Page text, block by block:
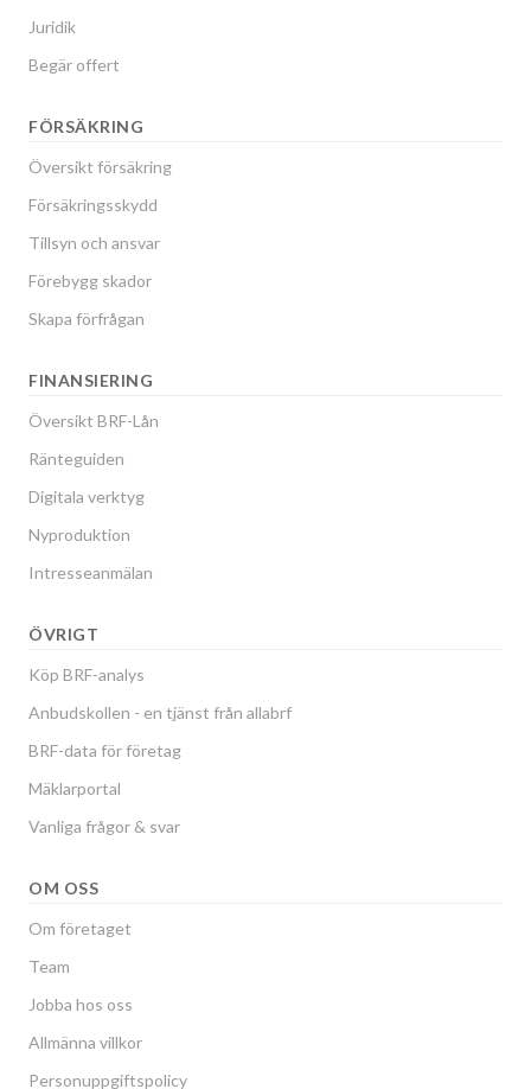
Juridik
Begär offert
FÖRSÄKRING
Översikt försäkring
Försäkringsskydd
Tillsyn och ansvar
Förebygg skador
Skapa förfrågan
FINANSIERING
Översikt BRF-Lån
Ränteguiden
Digitala verktyg
Nyproduktion
Intresseanmälan
ÖVRIGT
Köp BRF-analys
Anbudskollen - en tjänst från allabrf
BRF-data för företag
Mäklarportal
Vanliga frågor & svar
OM OSS
Om företaget
Team
Jobba hos oss
Allmänna villkor
Personuppgiftspolicy